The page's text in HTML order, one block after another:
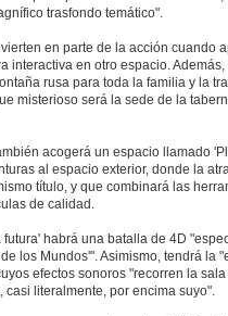
trasfondo temático".
en parte de la acción cuando
interactiva en otro espacio.
rusa para toda la familia y la
misterioso será la sede de la
acogerá un espacio llamado
al espacio exterior, donde la
título, y que combinará las
de calidad.
habrá una batalla de 4D
los Mundos'". Asimismo, tendrá la
efectos sonoros "recorren la
literalmente, por encima suyo".